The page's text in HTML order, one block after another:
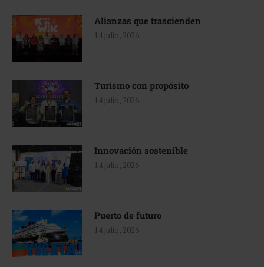
Alianzas que trascienden
14 julio, 2026
Turismo con propósito
14 julio, 2026
Innovación sostenible
14 julio, 2026
Puerto de futuro
14 julio, 2026